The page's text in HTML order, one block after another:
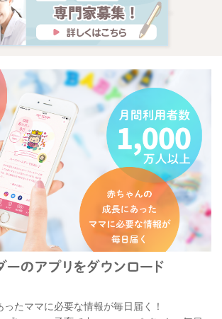
たママに必要な情報が毎日届く！